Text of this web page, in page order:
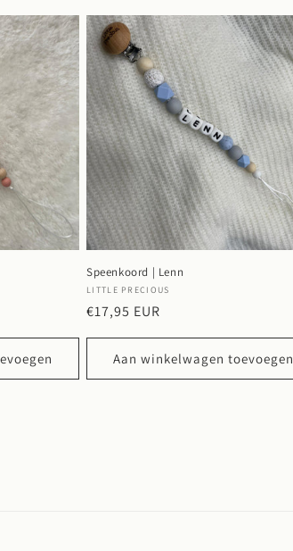
Speenkoord | Lenn
Verkoper:
LITTLE PRECIOUS
Normale
€17,95 EUR
Aan winkelwagen toevoegen